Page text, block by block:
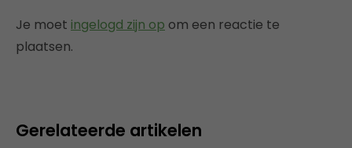
Je moet ingelogd zijn op om een reactie te
plaatsen.
Gerelateerde artikelen